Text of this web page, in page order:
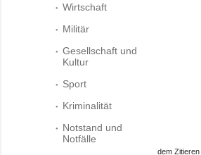
Wirtschaft
Militär
Gesellschaft und
Kultur
Sport
Kriminalität
Notstand und
Notfälle
dem